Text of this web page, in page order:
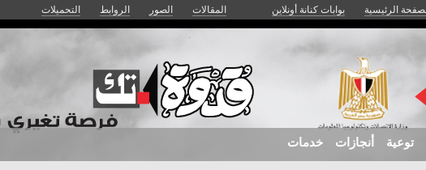
الرئيسية بوابات كنانة أونلاين المقالات الصور الروابط التحميلات
توعية أنجازات خدمات